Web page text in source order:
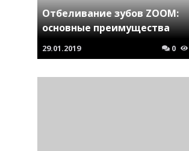
Отбеливание зубов ZOOM:
основные преимущества
29.01.2019 0